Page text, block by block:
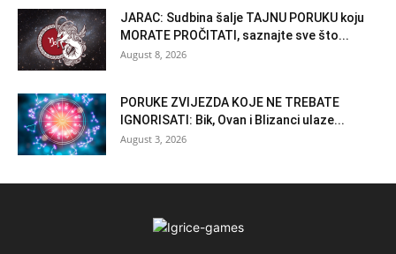
JARAC: Sudbina šalje TAJNU PORUKU koju
MORATE PROČITATI, saznajte sve što...
August 8, 2026
PORUKE ZVIJEZDA KOJE NE TREBATE
IGNORISATI: Bik, Ovan i Blizanci ulaze...
August 3, 2026